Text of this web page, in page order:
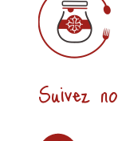
Suivez